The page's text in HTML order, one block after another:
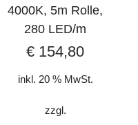
4000K, 5m Rolle,
280 LED/m
€ 154,80
inkl. 20 % MwSt.
zzgl.